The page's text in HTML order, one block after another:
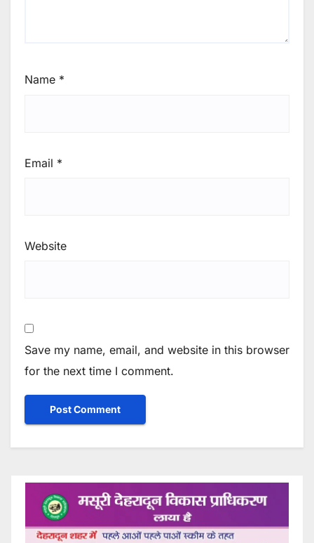
Name *
Email *
Website
Save my name, email, and website in this browser
for the next time I comment.